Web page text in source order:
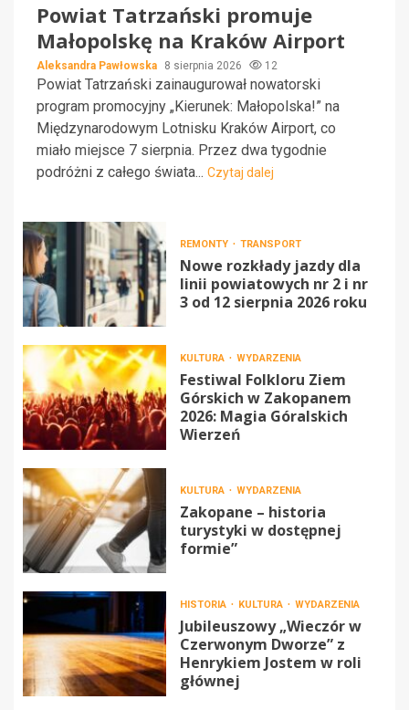
Powiat Tatrzański promuje
Małopolskę na Kraków Airport
Aleksandra Pawłowska 8 sierpnia 2026 12
Powiat Tatrzański zainaugurował nowatorski
program promocyjny „Kierunek: Małopolska!” na
Międzynarodowym Lotnisku Kraków Airport, co
miało miejsce 7 sierpnia. Przez dwa tygodnie
podróżni z całego świata... Czytaj dalej
REMONTY TRANSPORT
Nowe rozkłady jazdy dla
linii powiatowych nr 2 i nr
3 od 12 sierpnia 2026 roku
KULTURA WYDARZENIA
Festiwal Folkloru Ziem
Górskich w Zakopanem
2026: Magia Góralskich
Wierzeń
KULTURA WYDARZENIA
Zakopane – historia
turystyki w dostępnej
formie”
HISTORIA KULTURA WYDARZENIA
Jubileuszowy „Wieczór w
Czerwonym Dworze” z
Henrykiem Jostem w roli
głównej